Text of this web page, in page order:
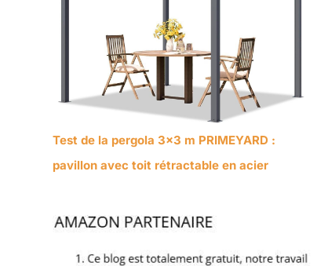
Test de la pergola 3×3 m PRIMEYARD :
pavillon avec toit rétractable en acier